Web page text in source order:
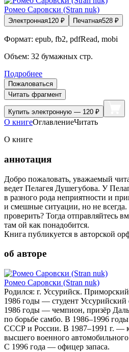
Ромео Саровски (Stran nuk)
Электронная120 ₽ Печатная528 ₽
Формат: epub, fb2, pdfRead, mobi
Объем: 32 бумажных стр.
Подробнее
Пожаловаться
Читать фрагмент
Купить электронную — 120 ₽
О книгеОглавлениеЧитать
О книге
аннотация
Добро пожаловать, уважаемый
ведет Пелагея Душегубова. У
в разного рода неприятности и
и смешные ситуации, но не всегда.
проверить? Тогда отправляйтесь
там ой как понадобится.
Книга публикуется в авторской
об авторе
Ромео Саровски (Stran nuk)
Родился: г. Уссурийск.
1986 годы — студент Уссурийский
1986 годы — чемпион, призёр
по борьбе самбо. В 1986–1996
СССР и России. В 1987–1991 г. —
высшего военного
С 1996 года — офицер запаса.